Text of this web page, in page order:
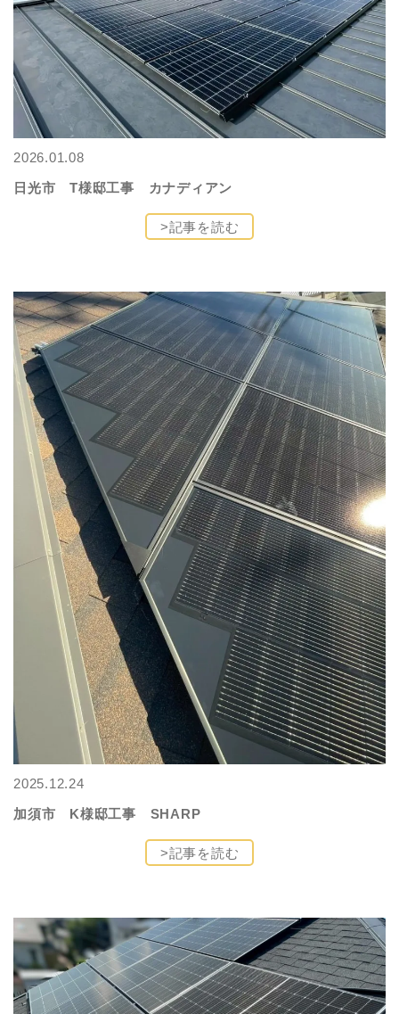
2026.01.08
日光市 T様邸工事 カナディアン
>記事を読む
2025.12.24
加須市 K様邸工事 SHARP
>記事を読む